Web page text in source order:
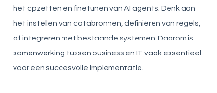
het opzetten en finetunen van AI agents. Denk aan
het instellen van databronnen, definiëren van regels,
of integreren met bestaande systemen. Daarom is
samenwerking tussen business en IT vaak essentieel
voor een succesvolle implementatie.